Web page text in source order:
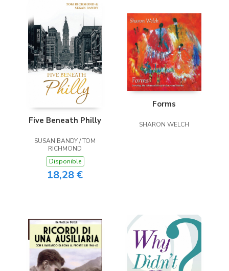
Five Beneath Philly
SUSAN BANDY / TOM
RICHMOND
Disponible
18,28 €
Forms
SHARON WELCH